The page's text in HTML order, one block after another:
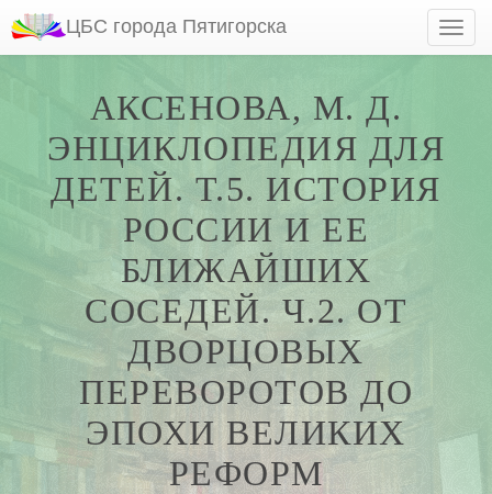
ЦБС города Пятигорска
АКСЕНОВА, М. Д.
ЭНЦИКЛОПЕДИЯ ДЛЯ
ДЕТЕЙ. Т.5. ИСТОРИЯ
РОССИИ И ЕЕ
БЛИЖАЙШИХ
СОСЕДЕЙ. Ч.2. ОТ
ДВОРЦОВЫХ
ПЕРЕВОРОТОВ ДО
ЭПОХИ ВЕЛИКИХ
РЕФОРМ